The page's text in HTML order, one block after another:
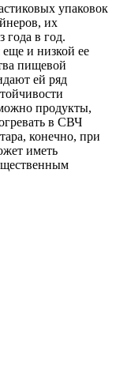
упаковок
их
года в год.
еще и низкой ее
пищевой
ей ряд
продукты,
в СВЧ
конечно, при
иметь